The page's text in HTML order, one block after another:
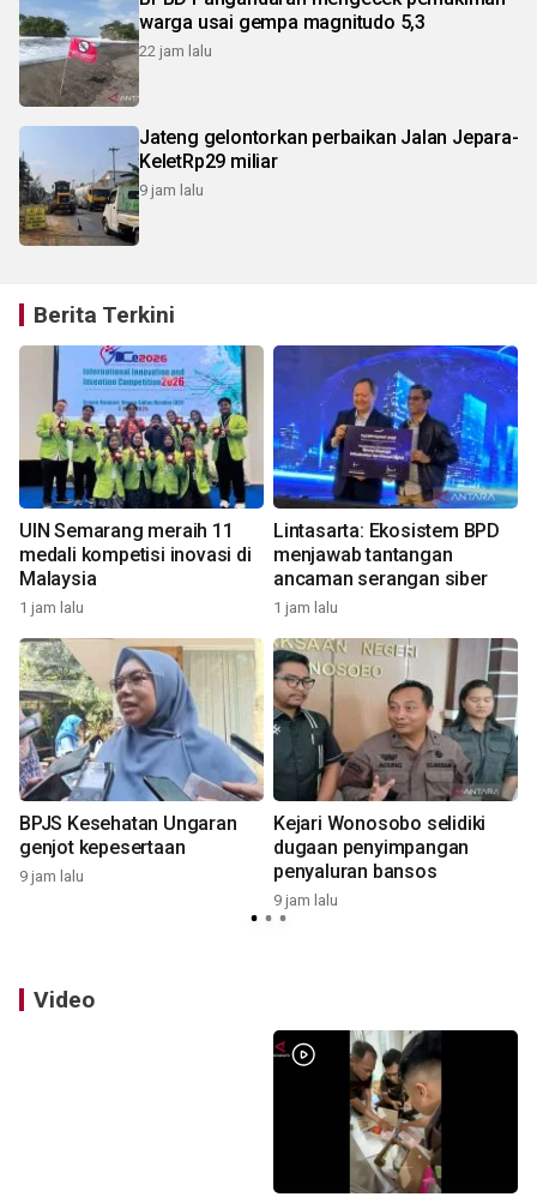
warga usai gempa magnitudo 5,3
22 jam lalu
Jateng gelontorkan perbaikan Jalan Jepara-
KeletRp29 miliar
9 jam lalu
Berita Terkini
UIN Semarang meraih 11
medali kompetisi inovasi di
Malaysia
1 jam lalu
Lintasarta: Ekosistem BPD
menjawab tantangan
ancaman serangan siber
1 jam lalu
BPJS Kesehatan Ungaran
genjot kepesertaan
9 jam lalu
Kejari Wonosobo selidiki
dugaan penyimpangan
penyaluran bansos
9 jam lalu
Video